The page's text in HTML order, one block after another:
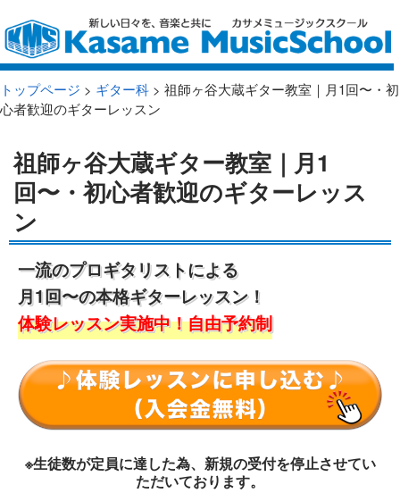
トップページ > ギター科 > 祖師ヶ谷大蔵ギター教室｜月1回〜・初
心者歓迎のギターレッスン
祖師ヶ谷大蔵ギター教室｜月1
回〜・初心者歓迎のギターレッス
ン
一流のプロギタリストによる
月1回〜の本格ギターレッスン！
体験レッスン実施中！自由予約制
※生徒数が定員に達した為、新規の受付を停止させてい
ただいております。